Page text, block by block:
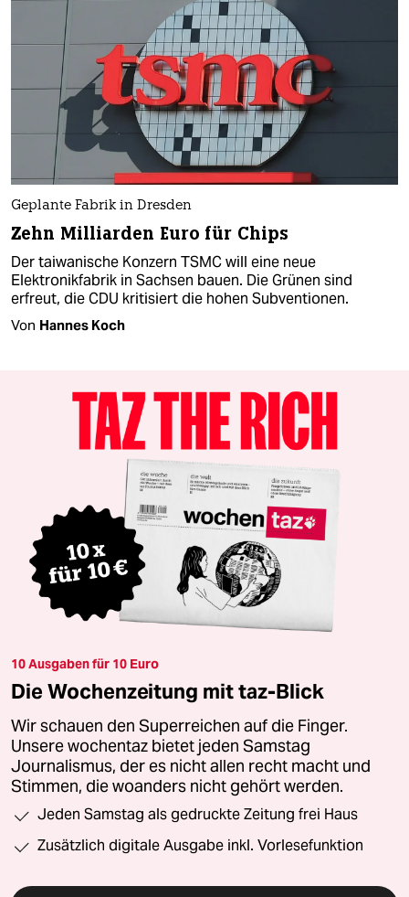
Geplante Fabrik in Dresden
Zehn Milliarden Euro für Chips
Der taiwanische Konzern TSMC will eine neue
Elektronikfabrik in Sachsen bauen. Die Grünen sind
erfreut, die CDU kritisiert die hohen Subventionen.
Von Hannes Koch
10 Ausgaben für 10 Euro
Die Wochenzeitung mit taz-Blick
Wir schauen den Superreichen auf die Finger.
Unsere wochentaz bietet jeden Samstag
Journalismus, der es nicht allen recht macht und
Stimmen, die woanders nicht gehört werden.
Jeden Samstag als gedruckte Zeitung frei Haus
Zusätzlich digitale Ausgabe inkl. Vorlesefunktion